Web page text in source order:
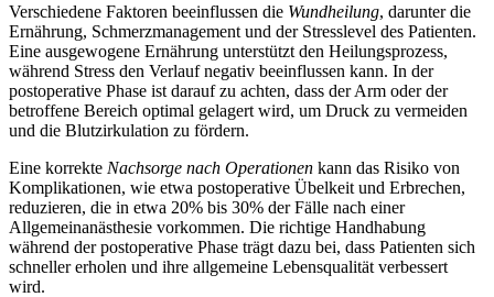
Verschiedene Faktoren beeinflussen die Wundheilung, darunter die
Ernährung, Schmerzmanagement und der Stresslevel des Patienten.
Eine ausgewogene Ernährung unterstützt den Heilungsprozess,
während Stress den Verlauf negativ beeinflussen kann. In der
postoperative Phase ist darauf zu achten, dass der Arm oder der
betroffene Bereich optimal gelagert wird, um Druck zu vermeiden
und die Blutzirkulation zu fördern.
Eine korrekte Nachsorge nach Operationen kann das Risiko von
Komplikationen, wie etwa postoperative Übelkeit und Erbrechen,
reduzieren, die in etwa 20% bis 30% der Fälle nach einer
Allgemeinanästhesie vorkommen. Die richtige Handhabung
während der postoperative Phase trägt dazu bei, dass Patienten sich
schneller erholen und ihre allgemeine Lebensqualität verbessert
wird.